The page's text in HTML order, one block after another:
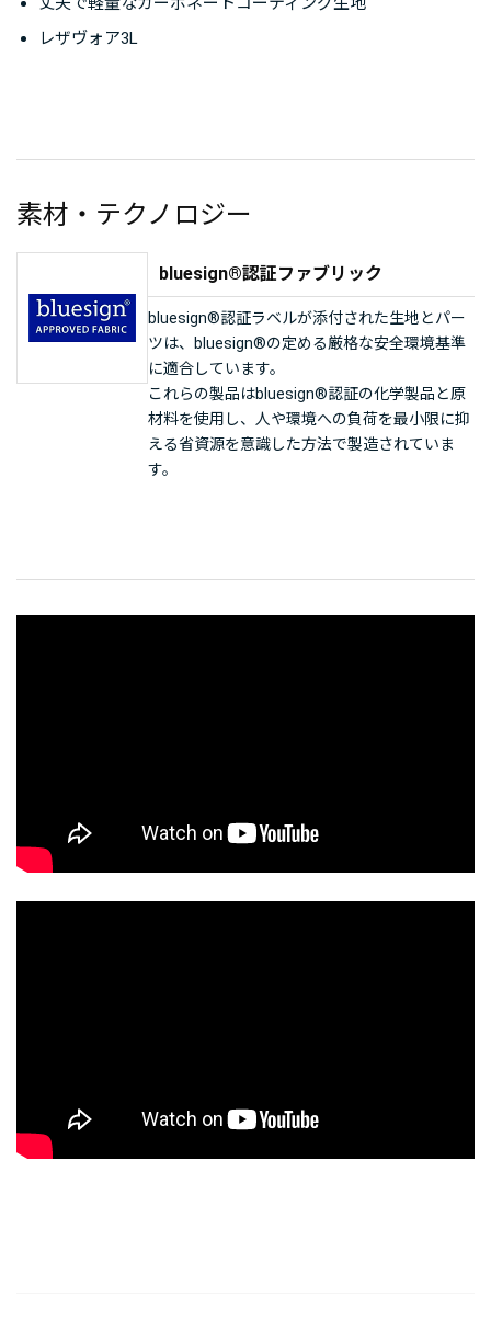
レザヴォア3L
素材・テクノロジー
bluesign®認証ファブリック
bluesign®認証ラベルが添付された生地とパー
ツは、bluesign®の定める厳格な安全環境基準
に適合しています。
これらの製品はbluesign®認証の化学製品と原
材料を使用し、人や環境への負荷を最小限に抑
える省資源を意識した方法で製造されていま
す。